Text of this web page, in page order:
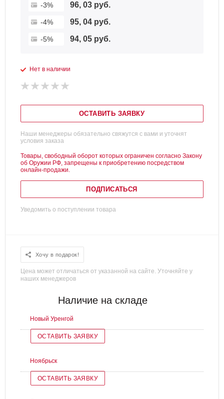
-3% 96, 03 руб.
-4% 95, 04 руб.
-5% 94, 05 руб.
Нет в наличии
ОСТАВИТЬ ЗАЯВКУ
Наши менеджеры обязательно свяжутся с вами и уточнят
условия заказа
Товары, свободный оборот которых ограничен согласно Закону
об Оружии РФ, запрещены к приобретению посредством
онлайн-продажи.
ПОДПИСАТЬСЯ
Уведомить о поступлении товара
Хочу в подарок!
Цена может отличаться от указанной на сайте. Уточняйте у
наших менеджеров
Наличие на складе
Новый Уренгой
ОСТАВИТЬ ЗАЯВКУ
Ноябрьск
ОСТАВИТЬ ЗАЯВКУ